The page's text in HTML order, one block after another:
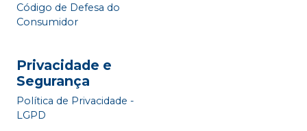
Código de Defesa do
Consumidor
Privacidade e
Segurança
Política de Privacidade -
LGPD